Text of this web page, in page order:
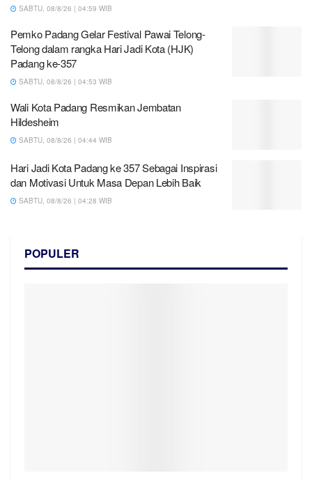
SABTU, 08/8/26 | 04:59 WIB
Pemko Padang Gelar Festival Pawai Telong-
Telong dalam rangka Hari Jadi Kota (HJK)
Padang ke-357
SABTU, 08/8/26 | 04:53 WIB
Wali Kota Padang Resmikan Jembatan
Hildesheim
SABTU, 08/8/26 | 04:44 WIB
Hari Jadi Kota Padang ke 357 Sebagai Inspirasi
dan Motivasi Untuk Masa Depan Lebih Baik
SABTU, 08/8/26 | 04:28 WIB
POPULER